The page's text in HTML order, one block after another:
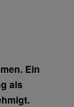
Ein
als